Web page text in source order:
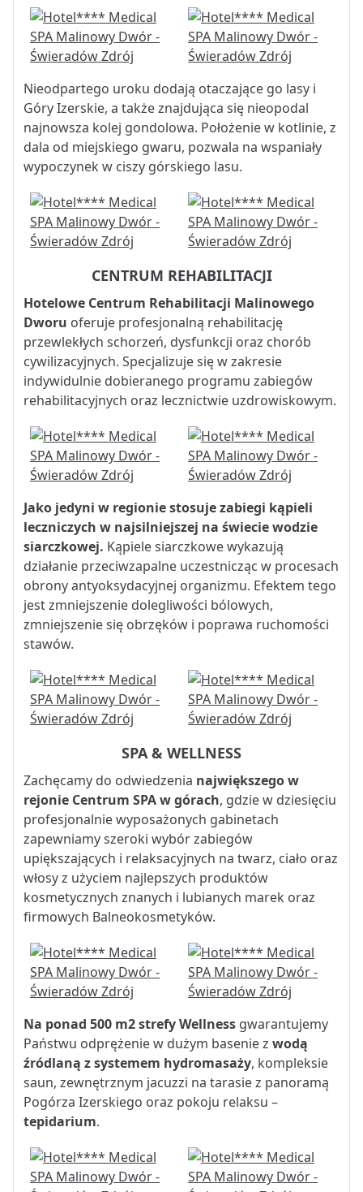
Nieodpartego uroku dodają otaczające go lasy i
Góry Izerskie, a także znajdująca się nieopodal
najnowsza kolej gondolowa. Położenie w kotlinie, z
dala od miejskiego gwaru, pozwala na wspaniały
wypoczynek w ciszy górskiego lasu.
CENTRUM REHABILITACJI
Hotelowe Centrum Rehabilitacji Malinowego
Dworu oferuje profesjonalną rehabilitację
przewlekłych schorzeń, dysfunkcji oraz chorób
cywilizacyjnych. Specjalizuje się w zakresie
indywidulnie dobieranego programu zabiegów
rehabilitacyjnych oraz lecznictwie uzdrowiskowym.
Jako jedyni w regionie stosuje zabiegi kąpieli
leczniczych w najsilniejszej na świecie wodzie
siarczkowej. Kąpiele siarczkowe wykazują
działanie przeciwzapalne uczestnicząc w procesach
obrony antyoksydacyjnej organizmu. Efektem tego
jest zmniejszenie dolegliwości bólowych,
zmniejszenie się obrzęków i poprawa ruchomości
stawów.
SPA & WELLNESS
Zachęcamy do odwiedzenia największego w
rejonie Centrum SPA w górach, gdzie w dziesięciu
profesjonalnie wyposażonych gabinetach
zapewniamy szeroki wybór zabiegów
upiększających i relaksacyjnych na twarz, ciało oraz
włosy z użyciem najlepszych produktów
kosmetycznych znanych i lubianych marek oraz
firmowych Balneokosmetyków.
Na ponad 500 m2 strefy Wellness gwarantujemy
Państwu odprężenie w dużym basenie z wodą
źródlaną z systemem hydromasaży, kompleksie
saun, zewnętrznym jacuzzi na tarasie z panoramą
Pogórza Izerskiego oraz pokoju relaksu –
tepidarium.